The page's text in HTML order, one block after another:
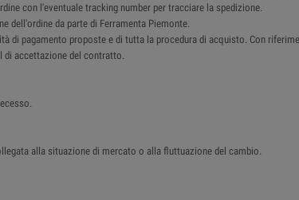
con l'eventuale tracking number per tracciare la spedizione.
dell'ordine da parte di Ferramenta Piemonte.
pagamento proposte e di tutta la procedura di acquisto. Con
accettazione del contratto.
alla situazione di mercato o alla fluttuazione del cambio.